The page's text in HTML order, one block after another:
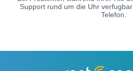
Support rund um die Uhr
Telefon.